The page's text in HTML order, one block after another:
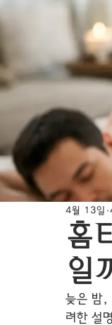
홈
일
4월 13일
늦은 밤,
려한 설